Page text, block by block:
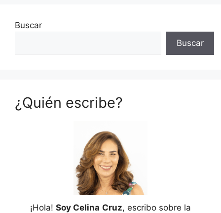
Buscar
Buscar
¿Quién escribe?
¡Hola! Soy Celina Cruz, escribo sobre la